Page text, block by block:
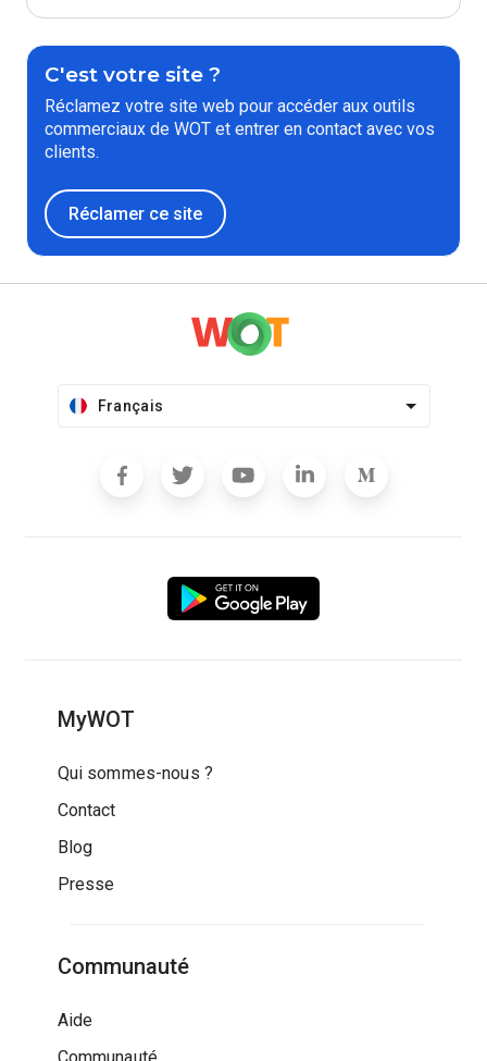
C'est votre site ?
Réclamez votre site web pour accéder aux outils
commerciaux de WOT et entrer en contact avec vos
clients.
Réclamer ce site
Français
MyWOT
Qui sommes-nous ?
Contact
Blog
Presse
Communauté
Aide